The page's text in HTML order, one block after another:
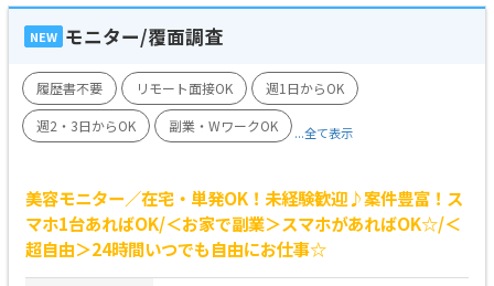
NEW モニター/覆面調査
履歴書不要 リモート面接OK
週1日からOK
週2・3日からOK
副業・WワークOK ...全て表示
美容モニター／在宅・単発OK！未経験歓迎♪案件豊富！ス
マホ1台あればOK/＜お家で副業＞スマホがあればOK☆/＜
超自由＞24時間いつでも自由にお仕事☆